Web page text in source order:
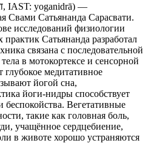
IAST: yoganidrā) —
Свами Сатьянанда Сарасвати.
исследований физиологии
Сатьянанда разработал
связана с последовательной
в мотокортексе и сенсорной
глубокое медитативное
йогой сна,
йоги-нидры способствует
Вегетативные
такие как головная боль,
учащённое сердцебиение,
в животе хорошо устраняются